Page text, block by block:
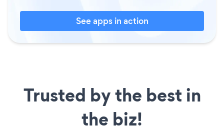
See apps in action
Trusted by the best in
the biz!